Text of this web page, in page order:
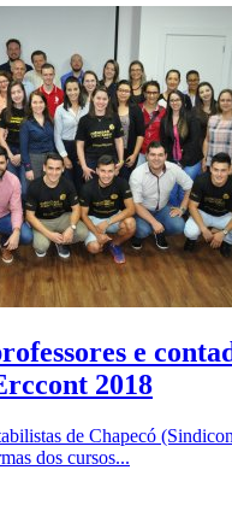
e
2018
de Chapecó
dos cursos...